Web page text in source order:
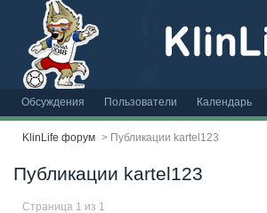
Обсуждения Пользователи Календарь
KlinLife форум > Публикации kartel123
Публикации kartel123
Страница 1 из 1